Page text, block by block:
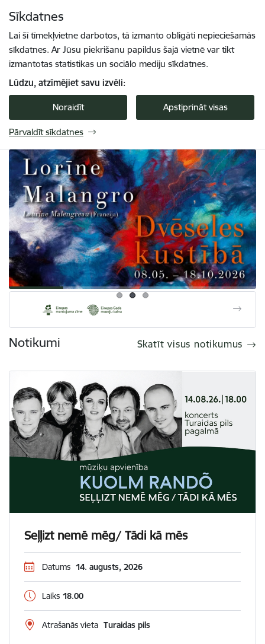
Sīkdatnes
Lai šī tīmekļvietne darbotos, tā izmanto obligāti nepieciešamās
sīkdatnes. Ar Jūsu piekrišanu papildus šajā vietnē var tikt
izmantotas statistikas un sociālo mediju sīkdatnes.
Lūdzu, atzīmējiet savu izvēli:
Noraidīt Apstiprināt visas
Pārvaldīt sīkdatnes
Turaidas muzejrezervāts
Notikumi Skatīt visus notikumus
Seļļizt nemē mēg/ Tādi kā mēs
Datums 14. augusts, 2026
Laiks 18.00
Atrašanās vieta Turaidas pils